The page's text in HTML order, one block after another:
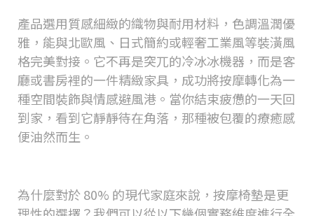
產品選用質感細緻的織物與耐用材料，色調溫潤優
雅，能與北歐風、日式簡約或輕奢工業風等裝潢風
格完美對接。它不再是突兀的冷冰冰機器，而是客
廳或書房裡的一件精緻家具，成功將按摩轉化為一
種空間裝飾與情感避風港。當你結束疲憊的一天回
到家，看到它靜靜待在角落，那種被包覆的療癒感
便油然而生。
為什麼對於80% 的現代家庭來說，按摩椅墊是更